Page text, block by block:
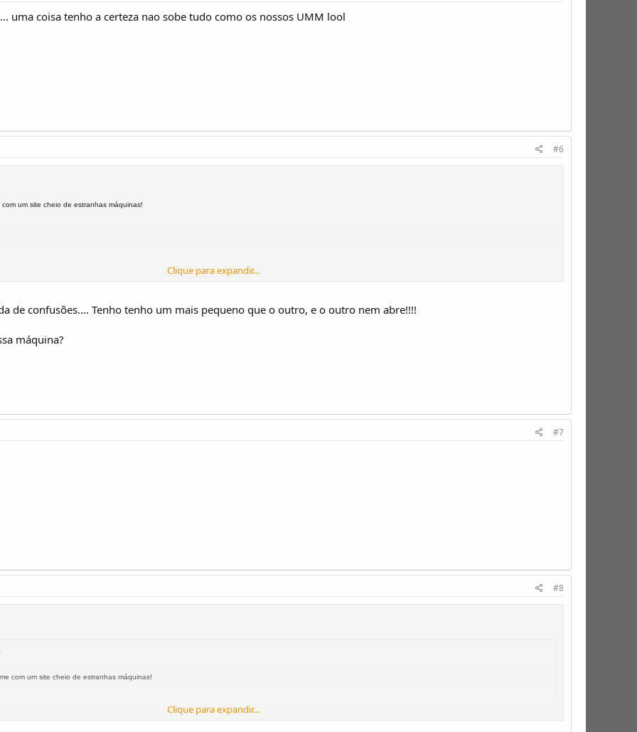
uma coisa tenho a certeza nao sobe tudo como os nossos UMM lool
#6
um site cheio de estranhas máquinas!
Clique para expandir...
de confusões.... Tenho tenho um mais pequeno que o outro, e o outro nem abre!!!!
máquina?
#7
#8
com um site cheio de estranhas máquinas!
Clique para expandir...